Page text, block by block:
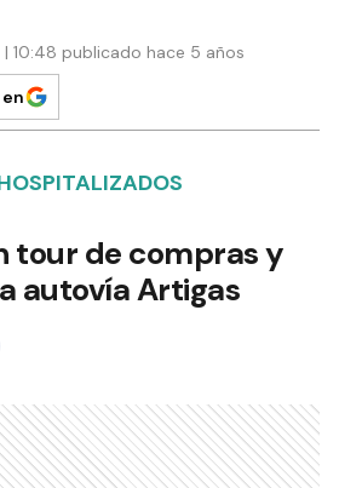
10:48 publicado hace 5 años
tour de compras y
autovía Artigas